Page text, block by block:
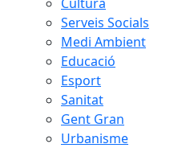
Serveis Socials
Medi Ambient
Educació
Esport
Sanitat
Gent Gran
Urbanisme